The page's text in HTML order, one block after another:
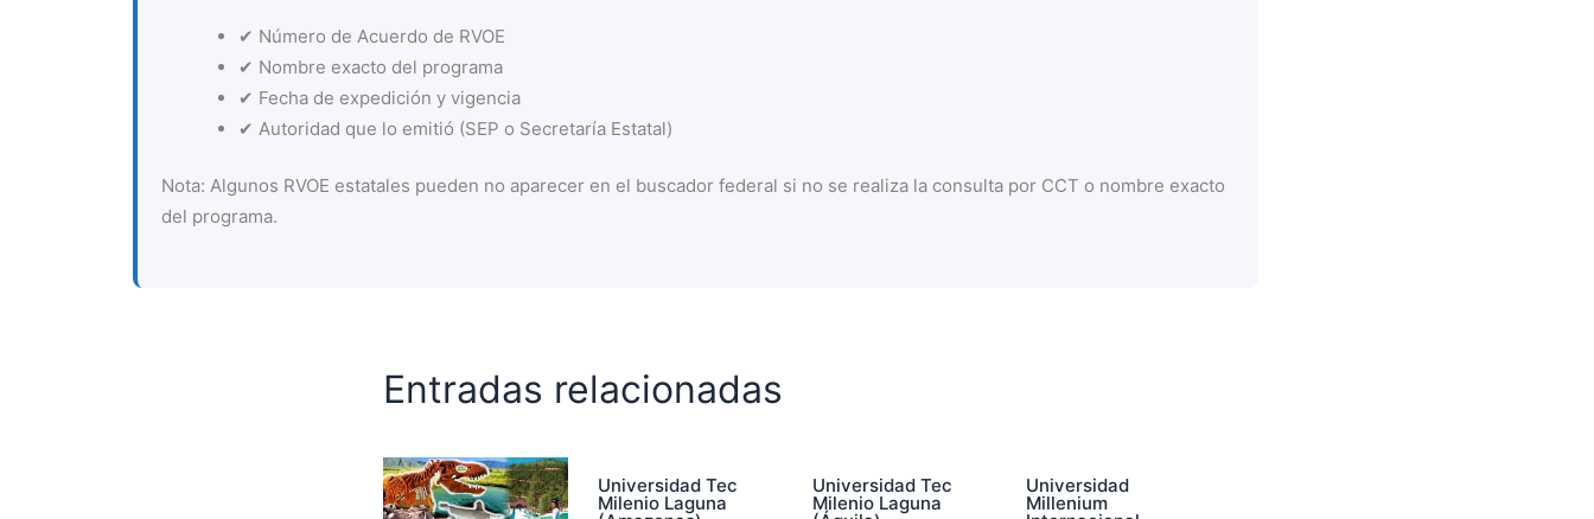
✔ Número de Acuerdo de RVOE
✔ Nombre exacto del programa
✔ Fecha de expedición y vigencia
✔ Autoridad que lo emitió (SEP o Secretaría Estatal)
Nota: Algunos RVOE estatales pueden no aparecer en el buscador federal si no se realiza la consulta por CCT o nombre exacto
del programa.
Entradas relacionadas
Universidad Tec
Milenio Laguna
Universidad Tec
Milenio Laguna
Universidad
Millenium